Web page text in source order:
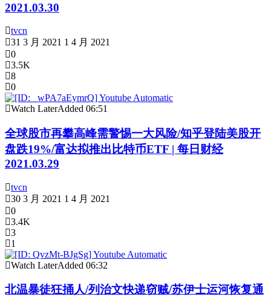
2021.03.30
tvcn
31 3 月 2021 1 4 月 2021
0
3.5K
8
0
Watch LaterAdded 06:51
全球股市再攀高峰需警惕一大风险/知乎登陆美股开
盘跌19%/富达拟推出比特币ETF | 每日财经
2021.03.29
tvcn
30 3 月 2021 1 4 月 2021
0
3.4K
3
1
Watch LaterAdded 06:32
北温暴徒狂捅人/列治文快递窃贼/苏伊士运河恢复通